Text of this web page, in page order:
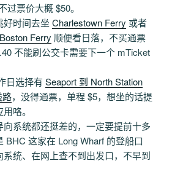
过票价大概 $50。
好时间去坐 Charlestown Ferry 或者
Ferry 顺便看日落，不买通票
不能刷公交卡需要下一个 mTicket
日选择有 Seaport 到 North Station
路，没得通票，单程 $5，想坐的话提
咯。
系统都还挺差的，一定要提前十多
BHC 这家在 Long Wharf 的登船口
统、在网上查不到出发口，不早到